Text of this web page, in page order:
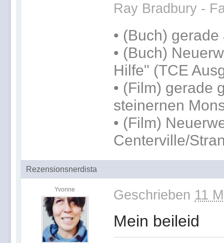
Ray Bradbury -
• (Buch) gerade
• (Buch)
Hilfe" (TCE
• (Film) gerade
steinernen
• (Film)
Centerville/
Rezensionsnerdista
Yvonne Geschrieben 11
Mein beileid